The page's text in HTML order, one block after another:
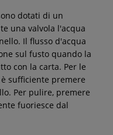
dotati di un
una valvola l'acqua
Il flusso d'acqua
sul fusto quando la
con la carta. Per le
sufficiente premere
Per pulire, premere
fuoriesce dal